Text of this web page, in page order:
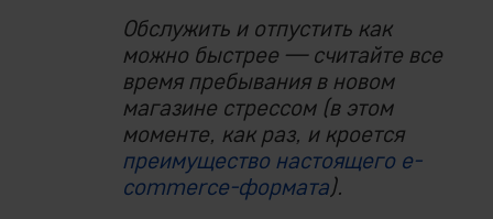
Обслужить и отпустить как
можно быстрее — считайте все
время пребывания в новом
магазине стрессом (в этом
моменте, как раз, и кроется
преимущество настоящего e-
commerce-формата).